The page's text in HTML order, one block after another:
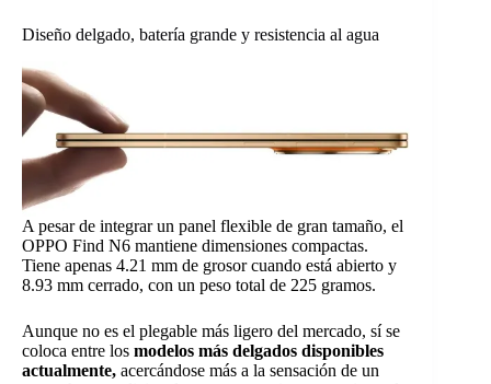
Diseño delgado, batería grande y resistencia al agua
A pesar de integrar un panel flexible de gran tamaño, el
OPPO Find N6 mantiene dimensiones compactas.
Tiene apenas 4.21 mm de grosor cuando está abierto y
8.93 mm cerrado, con un peso total de 225 gramos.
Aunque no es el plegable más ligero del mercado, sí se
coloca entre los modelos más delgados disponibles
actualmente, acercándose más a la sensación de un